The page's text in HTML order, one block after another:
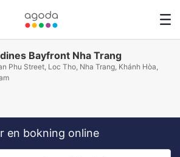
Bayfront Nha Trang
Phu Street, Loc Tho, Nha Trang, Khánh Hòa,
en bokning online